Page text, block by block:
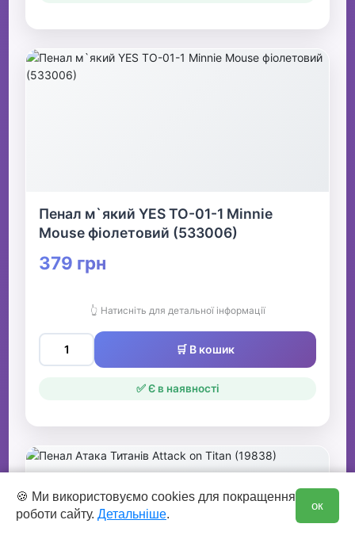
Пенал м`який YES TO-01-1 Minnie
Mouse фіолетовий (533006)
379 грн
👆 Натисніть для детальної інформації
🛒 В кошик
✅ Є в наявності
🍪 Ми використовуємо cookies для покращення
роботи сайту. Детальніше.
ок
0